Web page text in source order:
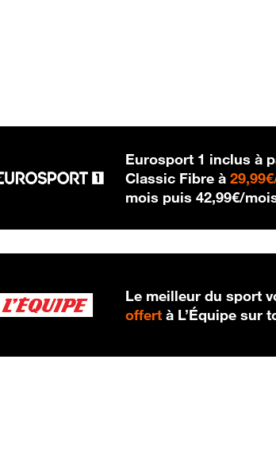
Eurosport 1 inclus à
Classic Fibre à
mois puis42,99€/
Le meilleur du sport
offert à L’Équipe sur